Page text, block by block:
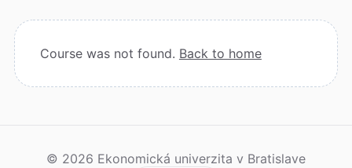
Course was not found. Back to home
© 2026 Ekonomická univerzita v Bratislave